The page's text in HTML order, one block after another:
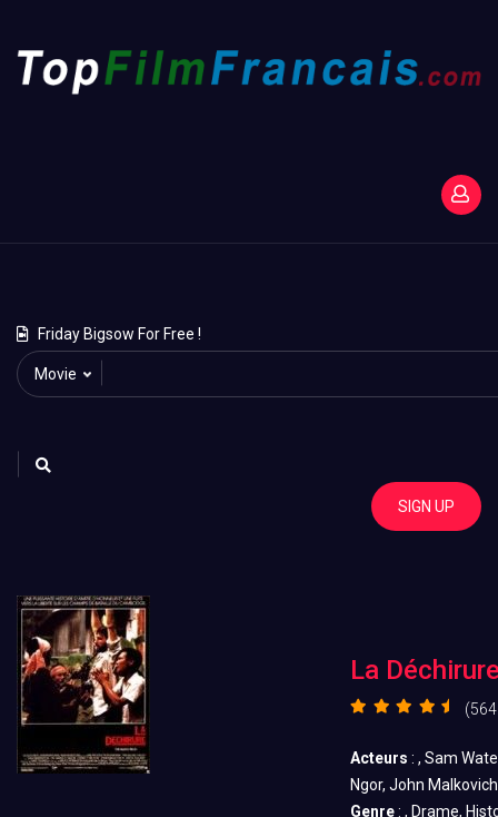
Friday Bigsow For Free !
SIGN UP
La
Acteurs : , Sam
Ngor, John Malkovich
Genre: , Drame,